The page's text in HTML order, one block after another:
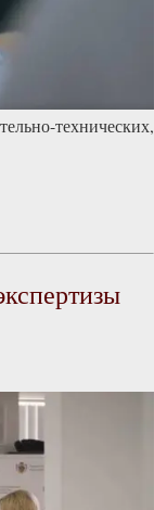
технических,